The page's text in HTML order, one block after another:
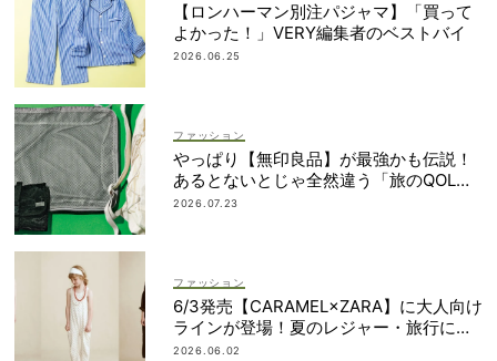
【ロンハーマン別注パジャマ】「買って
よかった！」VERY編集者のベストバイ
2026.06.25
ファッション
やっぱり【無印良品】が最強かも伝説！
あるとないとじゃ全然違う「旅のQOL爆
上げアイテム」
2026.07.23
ファッション
6/3発売【CARAMEL×ZARA】に大人向け
ラインが登場！夏のレジャー・旅行にも
おすすめ
2026.06.02